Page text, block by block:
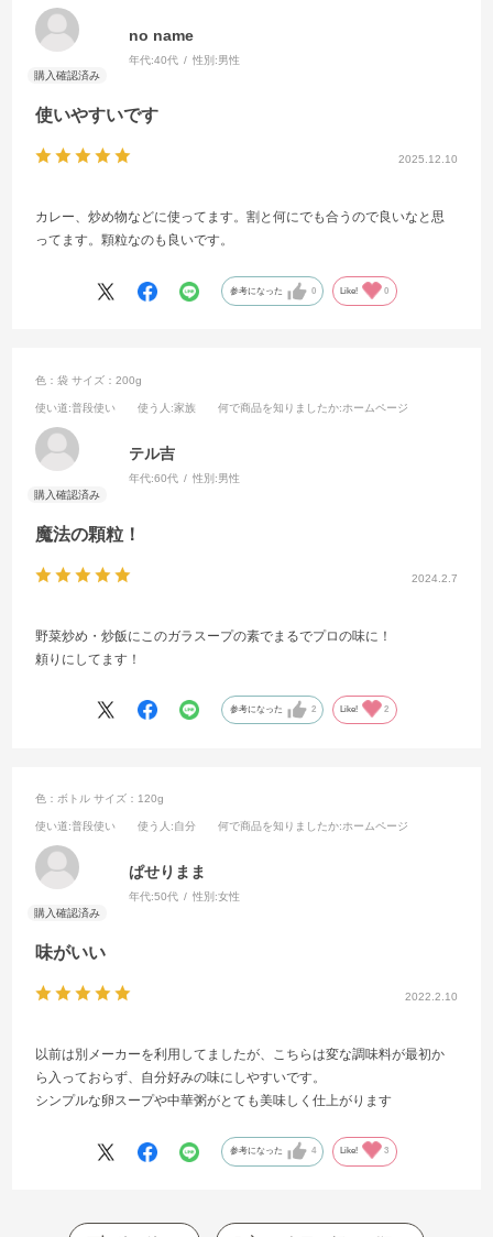
2025.12.10
使いやすいです
no name
年代:40代 性別:男性
カレー、炒め物などに使ってます。割と何にでも合うので良いなと思
ってます。顆粒なのも良いです。
参考になった 0 Like! 0
2024.2.7
魔法の顆粒！
色：袋 サイズ：200g
使い道:普段使い 使う人 :家族 何で商品を知りましたか:ホームページ
テル吉
年代:60代 性別:男性
野菜炒め・炒飯にこのガラスープの素でまるでプロの味に！
頼りにしてます！
参考になった 2 Like! 2
2022.2.10
味がいい
色：ボトル サイズ：120g
使い道:普段使い 使う人 :自分 何で商品を知りましたか:ホームページ
ぱせりまま
年代:50代 性別:女性
以前は別メーカーを利用してましたが、こちらは変な調味料が最初か
ら入っておらず、自分好みの味にしやすいです。
シンプルな卵スープや中華粥がとても美味しく仕上がります
参考になった 4 Like! 3